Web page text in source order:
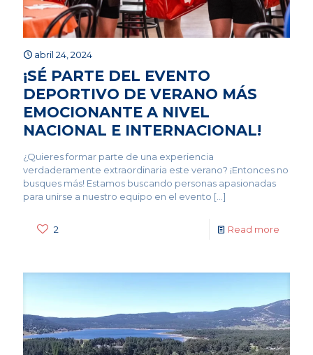
abril 24, 2024
¡SÉ PARTE DEL EVENTO
DEPORTIVO DE VERANO MÁS
EMOCIONANTE A NIVEL
NACIONAL E INTERNACIONAL!
¿Quieres formar parte de una experiencia
verdaderamente extraordinaria este verano? ¡Entonces no
busques más! Estamos buscando personas apasionadas
para unirse a nuestro equipo en el evento […]
2 Read more